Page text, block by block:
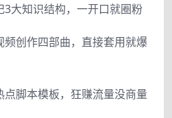
大知识结构，一开口就圈粉
创作四部曲，直接套用就爆
脚本模板，狂赚流量没商量